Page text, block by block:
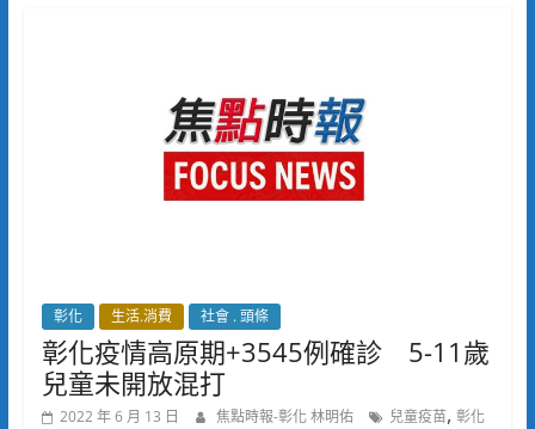
彰化 生活.消費 社會 . 頭條
彰化疫情高原期+3545例確診 5-11歲
兒童未開放混打
2022 年 6 月 13 日 焦點時報-彰化 林明佑 兒童疫苗, 彰化